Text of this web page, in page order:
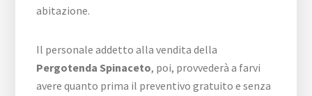
abitazione.
Il personale addetto alla vendita della
Pergotenda Spinaceto, poi, provvederà a farvi
avere quanto prima il preventivo gratuito e senza